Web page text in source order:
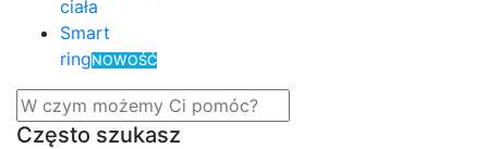
ciała
Smart
ringNOWOŚĆ
Często szukasz